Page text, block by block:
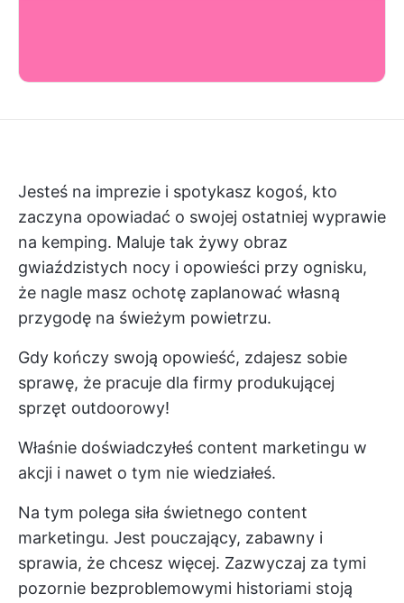
Jesteś na imprezie i spotykasz kogoś, kto
zaczyna opowiadać o swojej ostatniej wyprawie
na kemping. Maluje tak żywy obraz
gwiaździstych nocy i opowieści przy ognisku,
że nagle masz ochotę zaplanować własną
przygodę na świeżym powietrzu.
Gdy kończy swoją opowieść, zdajesz sobie
sprawę, że pracuje dla firmy produkującej
sprzęt outdoorowy!
Właśnie doświadczyłeś content marketingu w
akcji i nawet o tym nie wiedziałeś.
Na tym polega siła świetnego content
marketingu. Jest pouczający, zabawny i
sprawia, że chcesz więcej. Zazwyczaj za tymi
pozornie bezproblemowymi historiami stoją